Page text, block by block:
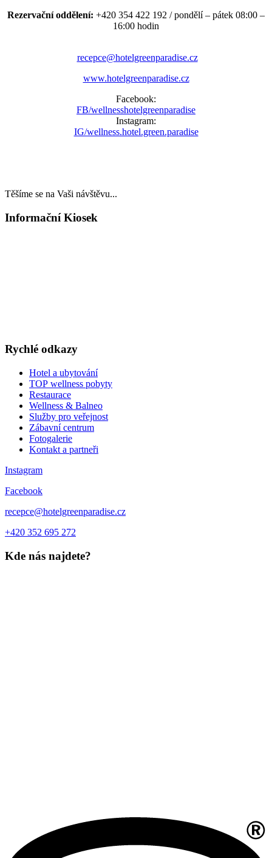
Rezervační oddělení: +420 354 422 192 / pondělí – pátek 08:00 –
16:00 hodin
recepce@hotelgreenparadise.cz
www.hotelgreenparadise.cz
Facebook:
FB/wellnesshotelgreenparadise
Instagram:
IG/wellness.hotel.green.paradise
Těšíme se na Vaši návštěvu...
Informační Kiosek
Rychlé odkazy
Hotel a ubytování
TOP wellness pobyty
Restaurace
Wellness & Balneo
Služby pro veřejnost
Zábavní centrum
Fotogalerie
Kontakt a partneři
Instagram
Facebook
recepce@hotelgreenparadise.cz
+420 352 695 272
Kde nás najdete?